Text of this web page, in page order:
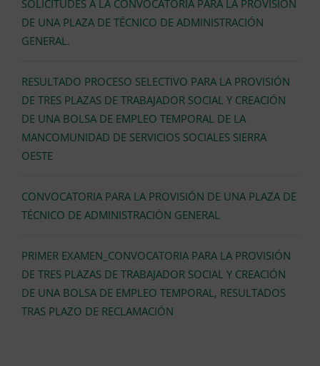
SOLICITUDES A LA CONVOCATORIA PARA LA PROVISIÓN
DE UNA PLAZA DE TÉCNICO DE ADMINISTRACIÓN
GENERAL.
RESULTADO PROCESO SELECTIVO PARA LA PROVISIÓN
DE TRES PLAZAS DE TRABAJADOR SOCIAL Y CREACIÓN
DE UNA BOLSA DE EMPLEO TEMPORAL DE LA
MANCOMUNIDAD DE SERVICIOS SOCIALES SIERRA
OESTE
CONVOCATORIA PARA LA PROVISIÓN DE UNA PLAZA DE
TÉCNICO DE ADMINISTRACIÓN GENERAL
PRIMER EXAMEN_CONVOCATORIA PARA LA PROVISIÓN
DE TRES PLAZAS DE TRABAJADOR SOCIAL Y CREACIÓN
DE UNA BOLSA DE EMPLEO TEMPORAL, RESULTADOS
TRAS PLAZO DE RECLAMACIÓN